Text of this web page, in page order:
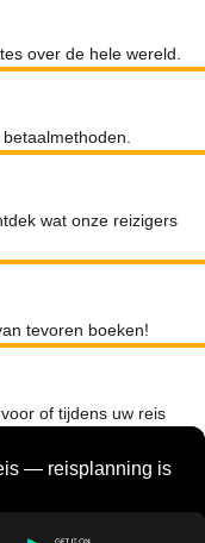
over de hele wereld.
wat onze reizigers
tevoren boeken!
of tijdens uw reis
— reisplanning is